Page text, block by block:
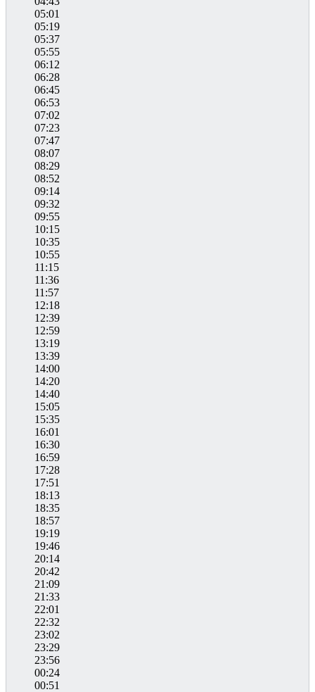
05:01
05:19
05:37
05:55
06:12
06:28
06:45
06:53
07:02
07:23
07:47
08:07
08:29
08:52
09:14
09:32
09:55
10:15
10:35
10:55
11:15
11:36
11:57
12:18
12:39
12:59
13:19
13:39
14:00
14:20
14:40
15:05
15:35
16:01
16:30
16:59
17:28
17:51
18:13
18:35
18:57
19:19
19:46
20:14
20:42
21:09
21:33
22:01
22:32
23:02
23:29
23:56
00:24
00:51